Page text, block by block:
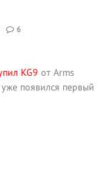
6
KG9 от Arms
появился первый